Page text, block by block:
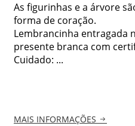
As figurinhas e a árvore
forma de coração.
Lembrancinha entragada
presente branca com
Cuidado: ...
MAIS INFORMAÇÕES